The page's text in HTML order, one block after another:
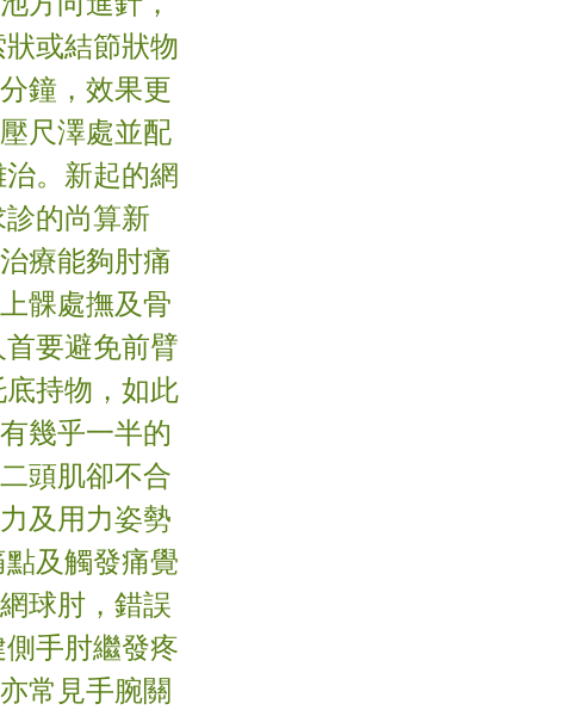
或結節狀物
鐘，效果更
尺澤處並配
。新起的網
的尚算新
療能夠肘痛
髁處撫及骨
要避免前臂
持物，如此
幾乎一半的
頭肌卻不合
及用力姿勢
及觸發痛覺
球肘，錯誤
手肘繼發疼
常見手腕關